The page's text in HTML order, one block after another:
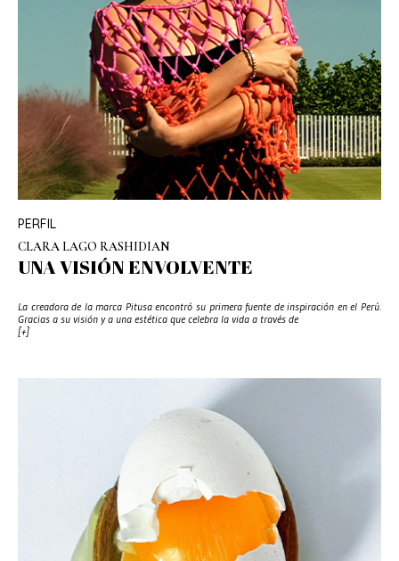
PERFIL
CLARA LAGO RASHIDIAN
UNA VISIÓN ENVOLVENTE
La creadora de la marca Pitusa encontró su primera fuente de inspiración en el Perú.
Gracias a su visión y a una estética que celebra la vida a través de
[+]